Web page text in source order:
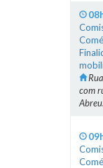
com
Abreu.